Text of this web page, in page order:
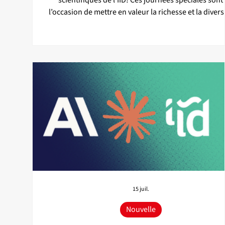
l’occasion de mettre en valeur la richesse et la
IA. 18 novembre - Présentations scientifiques, séance
d'affiches et réseautage Conférencier·ères* Kevin
Layton-Brown (conférencier principal) - direct
Nouvelle
15 juil.